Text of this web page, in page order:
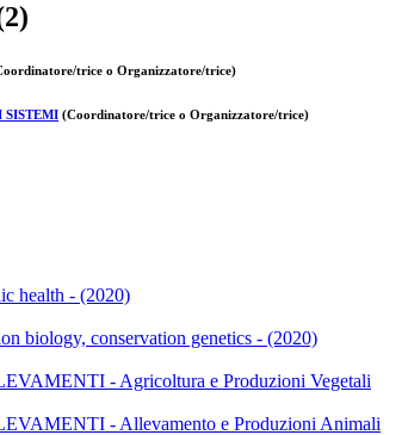
trice o Organizzatore/trice)
SISTEMI (Coordinatore/trice o Organizzatore/trice)
health - (2020)
biology, conservation genetics - (2020)
- Agricoltura e Produzioni Vegetali
- Allevamento e Produzioni Animali